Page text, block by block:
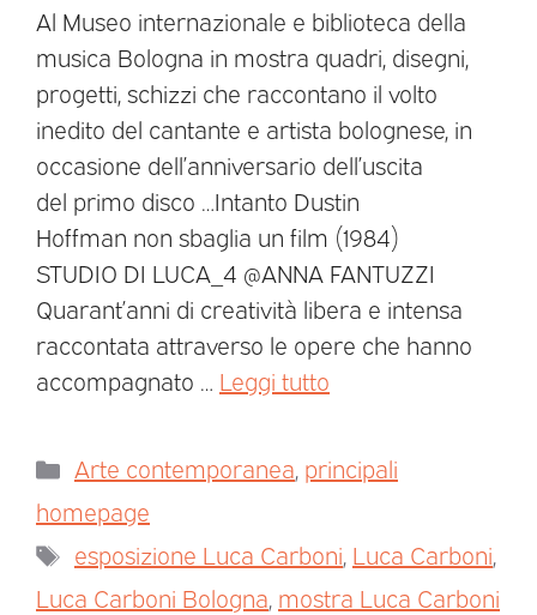
Al Museo internazionale e biblioteca della
musica Bologna in mostra quadri, disegni,
progetti, schizzi che raccontano il volto
inedito del cantante e artista bolognese, in
occasione dell’anniversario dell’uscita
del primo disco …Intanto Dustin
Hoffman non sbaglia un film (1984)
STUDIO DI LUCA_4 @ANNA FANTUZZI
Quarant’anni di creatività libera e intensa
raccontata attraverso le opere che hanno
accompagnato … Leggi tutto
Arte contemporanea principali
homepage
esposizione Luca Carboni Luca Carboni
Luca Carboni Bologna mostra Luca Carboni